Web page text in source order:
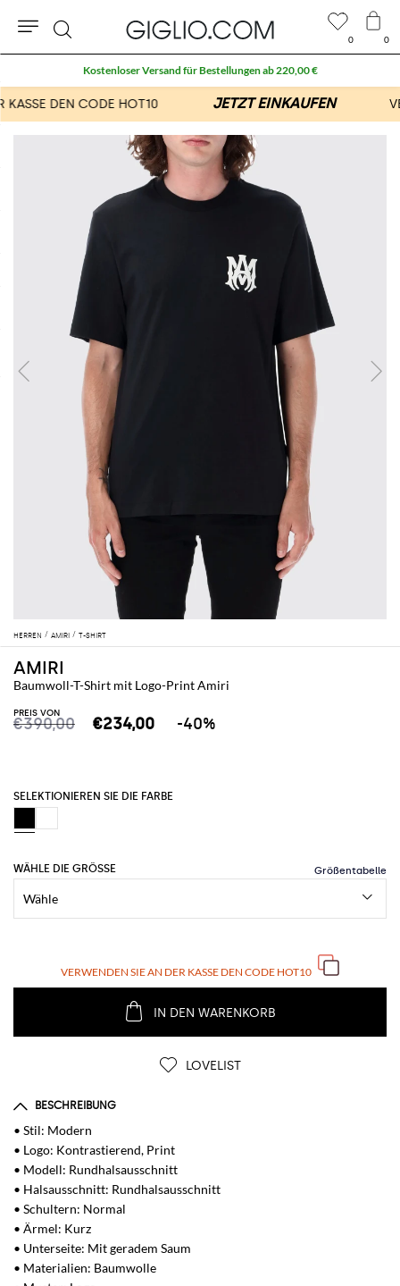
HERREN AMIRI T-SHIRT
AMIRI
Baumwoll-T-Shirt mit Logo-Print Amiri
PREIS VON
€390,00 €234,00 -40%
SELEKTIONIEREN SIE DIE FARBE
WÄHLE DIE GRÖSSE
VERWENDEN SIE AN DER KASSE DEN CODE HOT10
IN DEN WARENKORB
LOVELIST
BESCHREIBUNG
• Stil: Modern
• Logo: Kontrastierend, Print
• Modell: Rundhalsausschnitt
• Halsausschnitt: Rundhalsausschnitt
• Schultern: Normal
• Ärmel: Kurz
• Unterseite: Mit geradem Saum
• Materialien: Baumwolle
0 0
Suche
Kostenloser Versand für Bestellungen ab 220,00 €